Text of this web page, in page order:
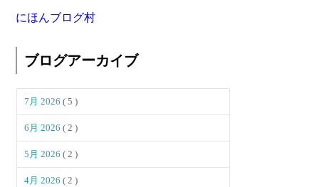
にほんブログ村
ブログアーカイブ
7月 2026( 5 )
6月 2026( 2 )
5月 2026( 2 )
4月 2026( 2 )